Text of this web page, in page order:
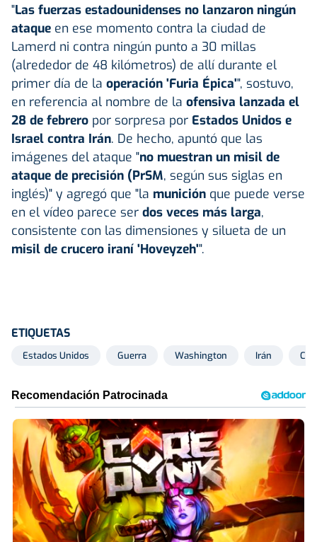
"Las fuerzas estadounidenses no lanzaron ningún
ataque en ese momento contra la ciudad de
Lamerd ni contra ningún punto a 30 millas
(alrededor de 48 kilómetros) de allí durante el
primer día de la operación 'Furia Épica'", sostuvo,
en referencia al nombre de la ofensiva lanzada el
28 de febrero por sorpresa por Estados Unidos e
Israel contra Irán. De hecho, apuntó que las
imágenes del ataque "no muestran un misil de
ataque de precisión (PrSM, según sus siglas en
inglés)" y agregó que "la munición que puede verse
en el vídeo parece ser dos veces más larga,
consistente con las dimensiones y silueta de un
misil de crucero iraní 'Hoveyzeh'".
ETIQUETAS
Estados Unidos Guerra Washington Irán